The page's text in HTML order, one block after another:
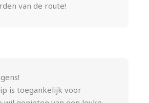
van de route!
is toegankelijk voor